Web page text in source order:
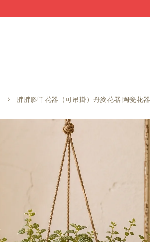
› 胖胖腳丫花器（可吊掛）丹麥花器 陶瓷花器